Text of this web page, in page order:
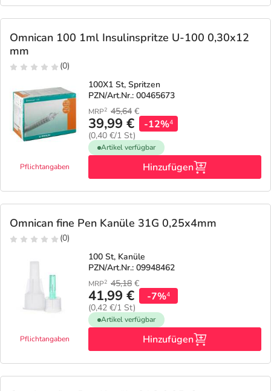
Omnican 100 1ml Insulinspritze U-100 0,30x12
mm
(0)
Pflichtangaben
100X1 St, Spritzen
PZN/Art.Nr.: 00465673
MRP2 45,64 €
39,99 €
(0,40 €/1 St)
-12%4
Artikel verfügbar
Hinzufügen
Omnican fine Pen Kanüle 31G 0,25x4mm
(0)
Pflichtangaben
100 St, Kanüle
PZN/Art.Nr.: 09948462
MRP2 45,18 €
41,99 €
(0,42 €/1 St)
-7%4
Artikel verfügbar
Hinzufügen